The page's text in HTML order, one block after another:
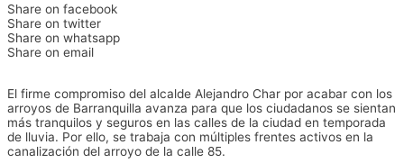
Share on facebook
Share on twitter
Share on whatsapp
Share on email
El firme compromiso del alcalde Alejandro Char por acabar con los
arroyos de Barranquilla avanza para que los ciudadanos se sientan
más tranquilos y seguros en las calles de la ciudad en temporada
de lluvia. Por ello, se trabaja con múltiples frentes activos en la
canalización del arroyo de la calle 85.